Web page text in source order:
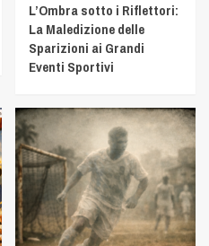
L’Ombra sotto i Riflettori:
La Maledizione delle
Sparizioni ai Grandi
Eventi Sportivi